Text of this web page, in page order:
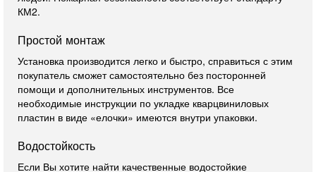
КМ2.
Простой монтаж
Установка производится легко и быстро, справиться с этим
покупатель сможет самостоятельно без посторонней
помощи и дополнительных инструментов. Все
необходимые инструкции по укладке кварцвиниловых
пластин в виде «елочки» имеются внутри упаковки.
Водостойкость
Если Вы хотите найти качественные водостойкие